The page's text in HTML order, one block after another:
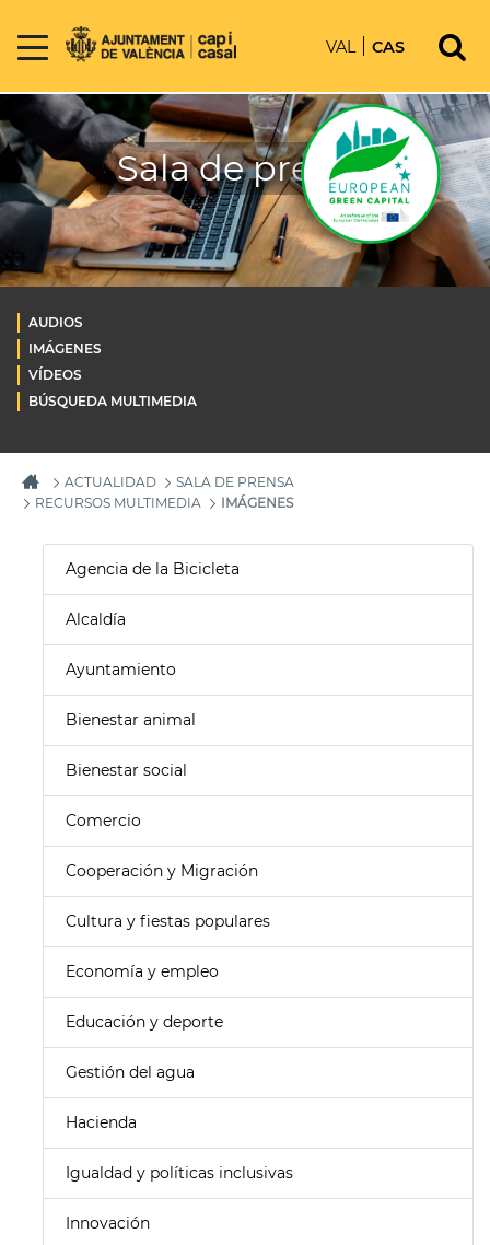
VAL CAS
Sala de prensa
AUDIOS
IMÁGENES
VÍDEOS
BÚSQUEDA MULTIMEDIA
ACTUALIDAD
SALA DE PRENSA
RECURSOS MULTIMEDIA
IMÁGENES
Agencia de la Bicicleta
Alcaldía
Ayuntamiento
Bienestar animal
Bienestar social
Comercio
Cooperación y Migración
Cultura y fiestas populares
Economía y empleo
Educación y deporte
Gestión del agua
Hacienda
Igualdad y políticas inclusivas
Innovación